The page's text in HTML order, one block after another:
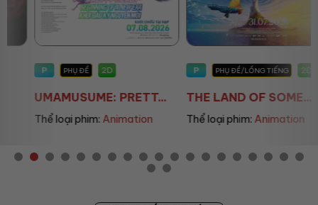
PHỤ ĐỀ 2D
UMAMUSUME: PRETT...
Thể loại phim:Animation
PHỤ ĐỀ/LỒNG TIẾNG 2D
THE LAND OF SOME...
Thể loại phim:Animation